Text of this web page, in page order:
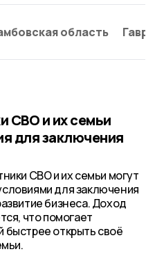
область
СВО и их семьи
для заключения
СВО и их семьи могут
для заключения
бизнеса. Доход
что помогает
быстрее открыть своё